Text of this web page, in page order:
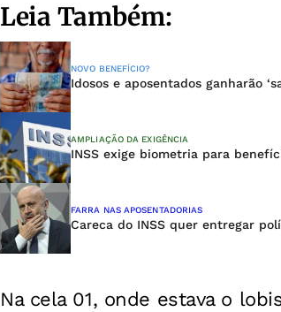
Leia Também:
NOVO BENEFÍCIO?
Idosos e aposentados ganharão
AMPLIAÇÃO DA EXIGÊNCIA
INSS exige biometria para
FARRA NAS APOSENTADORIAS
Careca do INSS quer entregar
Na cela 01, onde estava o